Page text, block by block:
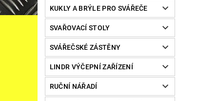
KUKLY A BRÝLE PRO SVÁŘEČE
SVAŘOVACÍ STOLY
SVÁŘEČSKÉ ZÁSTĚNY
LINDR VÝČEPNÍ ZAŘÍZENÍ
RUČNÍ NÁŘADÍ